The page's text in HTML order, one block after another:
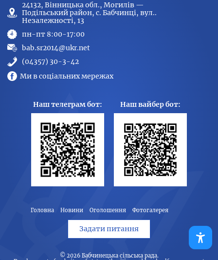
24132, Вінницька обл., Могилів —
Подільський район, с. Бабчинці, вул..
Незалежності, 13
пн-пт 8:00-17:00
bab.sr2014@ukr.net
(04357) 30-3-42
Ми в соціальних мережах
Наш телеграм бот: Наш вайбер бот:
Головна Новини Оголошення Фотогалерея
Задати питання
© 2026 Бабчинецька сільська рада.